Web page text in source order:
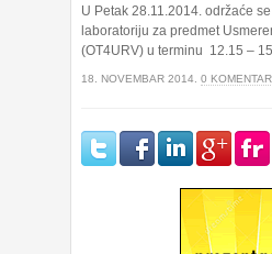
U Petak 28.11.2014. održaće
laboratoriju za predmet
(OT4URV) u terminu 12.15 –
18. NOVEMBAR 2014. 0